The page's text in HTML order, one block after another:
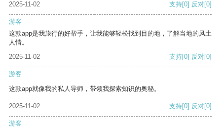
2025-11-02 支持[0] 反对[0]
游客
这款app是我旅行的好帮手，让我能够轻松找到目的地，了解当地的风土
人情。
2025-11-02
支持[0] 反对[0]
游客
这款app就像我的私人导师，带领我探索知识的奥秘。
2025-11-02 支持[0] 反对[0]
游客